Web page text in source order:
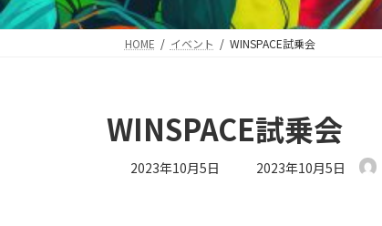
HOME イベント WINSPACE試乗会
WINSPACE試乗会
2023年10月5日
最
2023年10月5日